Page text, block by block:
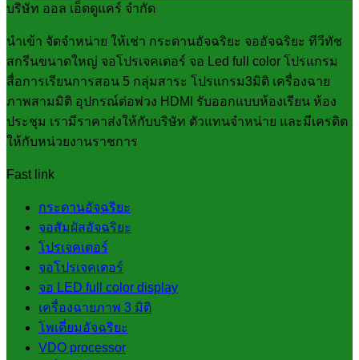
บริษัท ออล เอ็ดดูแคร์ จำกัด
นำเข้า จัดจำหน่าย ให้เช่า กระดานอัจฉริยะ จออัจฉริยะ ทีวีทัช
สกรีนขนาดใหญ่ จอโปรเจคเตอร์ จอ Led full color โปรแกรม
สื่อการเรียนการสอน 5 กลุ่มสาระ โปรแกรม3มิติ เครื่องฉาย
ภาพสามมิติ อุปกรณ์ต่อพ่วง HDMI รับออกแบบห้องเรียน ห้อง
ประชุม เรามีราคาส่งให้กับบริษัท ตัวแทนจำหน่าย และมีเครดิต
ให้กับหน่วยงานราชการ
Fast link
กระดานอัจฉริยะ
จอสัมผัสอัจฉริยะ
โปรเจคเตอร์
จอโปรเจคเตอร์
จอ LED full color display
เครื่องฉายภาพ 3 มิติ
โพเดี่ยมอัจฉริยะ
VDO processor